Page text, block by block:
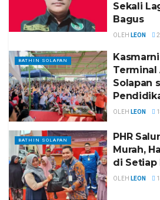
Sekali
Bagus
OLEH LEON
BATHIN SOLAPAN
Terminal
Solapan
OLEH LEON
BATHIN SOLAPAN
PHR
Murah,
di Setiap
OLEH LEON